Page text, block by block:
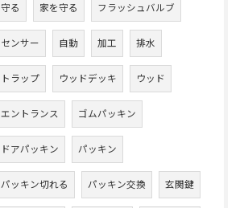
守る 家を守る フラッシュバルブ
センサー 自動 加工 排水
トラップ ウッドデッキ ウッド
エントランス ゴムパッキン
ドアパッキン パッキン
パッキン切れる パッキン交換 玄関鍵